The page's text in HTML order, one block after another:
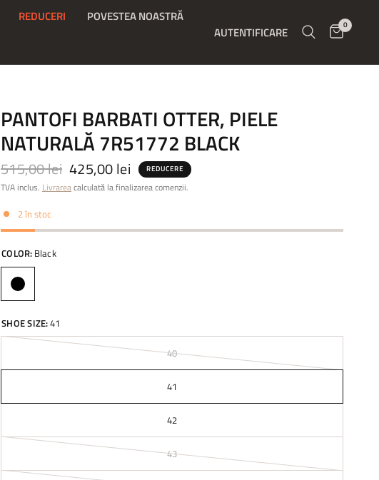
REDUCERI
POVESTEA NOASTRĂ
AUTENTIFICARE 0
PANTOFI BARBATI OTTER, PIELE
NATURALĂ 7R51772 BLACK
515,00 lei 425,00 lei REDUCERE
TVA inclus. Livrareacalculată la finalizarea comenzii.
2 în stoc
COLOR: Black
SHOE SIZE:41
40
41
42
43